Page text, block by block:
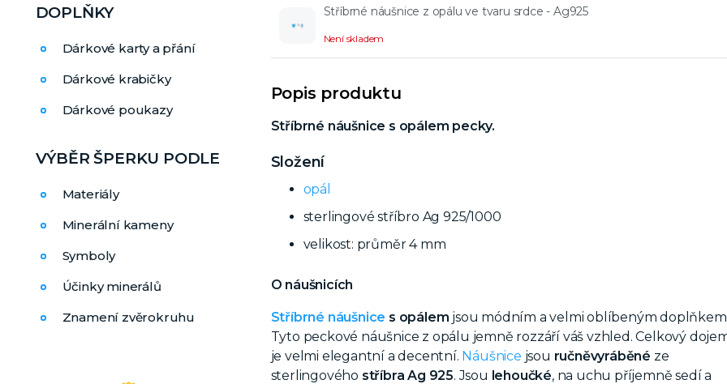
DOPLŇKY
Dárkové karty a přání
Dárkové krabičky
Dárkové poukazy
VÝBĚR ŠPERKU PODLE
Materiály
Minerální kameny
Symboly
Účinky minerálů
Znamení zvěrokruhu
Stříbrné náušnice z opálu ve tvaru srdce - Ag925
Není skladem
Popis produktu
Stříbrné náušnice s opálem pecky.
Složení
opál
sterlingové stříbro Ag 925/1000
velikost: průměr 4 mm
O náušnicích
Stříbrné náušnice s opálem jsou módním a velmi oblíbeným
Tyto peckové náušnice z opálu jemně rozzáří váš vzhled. Celkový
je velmi elegantní a decentní. Náušnice jsou ručněvyráběné ze
sterlingového stříbra Ag 925. Jsou lehoučké, na uchu příjemně sedí a